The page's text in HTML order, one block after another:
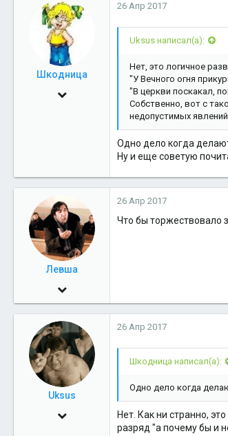
Шкодница
23 Сен 2014
26 Апр 2017
Uksus написал(а):
Нет, это логичное
"У Вечного огня
"В церкви поскакал,
Собственно, вот с
недопустимых
Одно дело когда
Ну и еще советую
Левша
11 Окт 2010
1,362
38
д. Гадюкино.
26 Апр 2017
Что бы торжествовало
Uksus
4 Июн 2009
26 Апр 2017
Шкодница написал(а):
Одно дело когда
Нет. Как ни странно,
разряд "а почему бы и